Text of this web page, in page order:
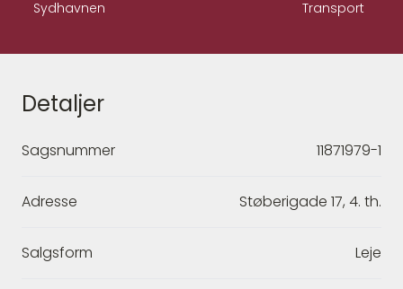
Sydhavnen
Transport
Detaljer
Sagsnummer 11871979-1
Adresse Støberigade 17, 4. th.
Salgsform Leje